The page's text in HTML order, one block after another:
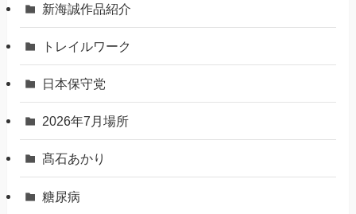
新海誠作品紹介
トレイルワーク
日本保守党
2026年7月場所
髙石あかり
糖尿病